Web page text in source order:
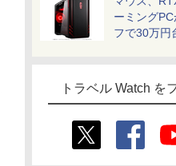
ーミング
フで30万円
トラベル Watch を